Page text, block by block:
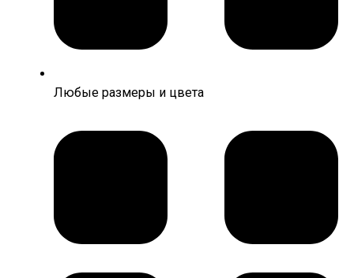
Любые размеры и цвета